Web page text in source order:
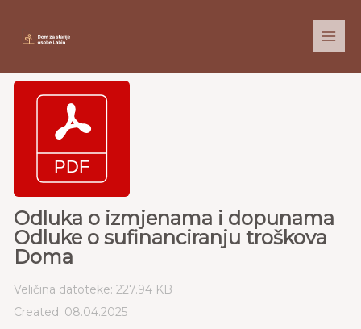
Odluka o izmjenama i dopunama
Odluke o sufinanciranju troškova
Doma
Veličina datoteke: 227.94 KB
Created: 08.04.2025